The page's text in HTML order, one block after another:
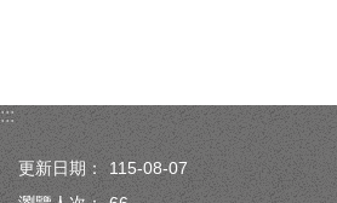
:::
更新日期：
115-08-07